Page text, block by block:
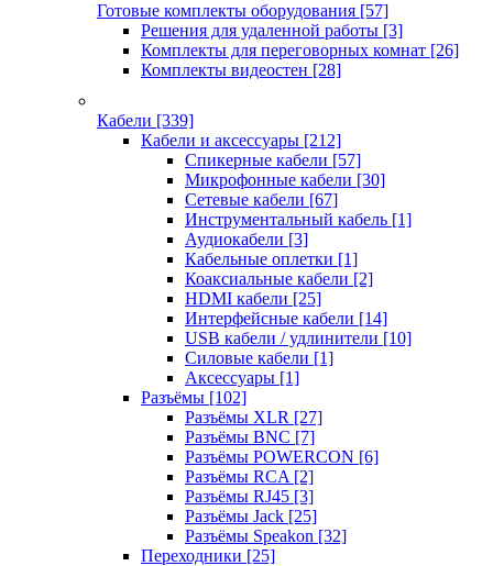
Готовые комплекты оборудования [57]
Решения для удаленной работы [3]
Комплекты для переговорных комнат [26]
Комплекты видеостен [28]
Кабели [339]
Кабели и аксессуары [212]
Спикерные кабели [57]
Микрофонные кабели [30]
Сетевые кабели [67]
Инструментальный кабель [1]
Аудиокабели [3]
Кабельные оплетки [1]
Коаксиальные кабели [2]
HDMI кабели [25]
Интерфейсные кабели [14]
USB кабели / удлинители [10]
Силовые кабели [1]
Аксессуары [1]
Разъёмы [102]
Разъёмы XLR [27]
Разъёмы BNC [7]
Разъёмы POWERCON [6]
Разъёмы RCA [2]
Разъёмы RJ45 [3]
Разъёмы Jack [25]
Разъёмы Speakon [32]
Переходники [25]